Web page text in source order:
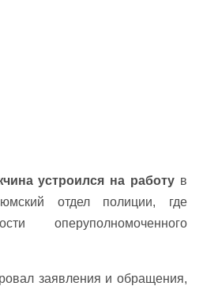
устроился на работу в
отдел полиции, где
оперуполномоченного
заявления и обращения,